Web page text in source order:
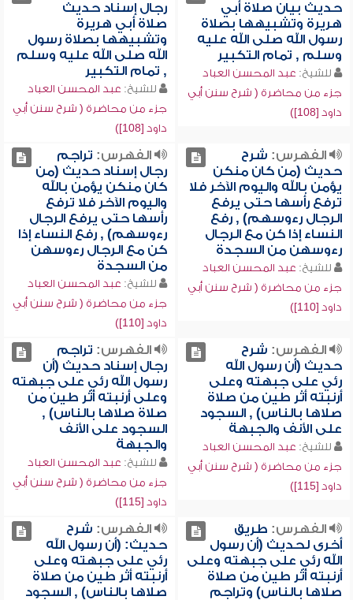
حديث بيان صلاة أبي
هريرة وتشبيهها بصلاة
رسول الله صلى الله عليه
وسلم , تمام التكبير
للشيخ: عبد المحسن العباد
جزء من محاضرة ( شرح سنن أبي
داود [108])
رجال إسناد حديث
صلاة أبي هريرة
وتشبيهها بصلاة رسول
الله صلى الله عليه وسلم
, تمام التكبير
للشيخ: عبد المحسن العباد
جزء من محاضرة ( شرح سنن أبي
داود [108])
الفهرس: شرح
حديث (من كان منكن
يؤمن بالله واليوم الآخر فلا
ترفع رأسها حتى يرفع
الرجال رءوسهم) , رفع
النساء إذا كن مع الرجال
رءوسهن من السجدة
للشيخ: عبد المحسن العباد
جزء من محاضرة ( شرح سنن أبي
داود [110])
الفهرس: تراجم
رجال إسناد حديث (من
كان منكن يؤمن بالله
واليوم الآخر فلا ترفع
رأسها حتى يرفع الرجال
رءوسهم) , رفع النساء إذا
كن مع الرجال رءوسهن
من السجدة
للشيخ: عبد المحسن العباد
جزء من محاضرة ( شرح سنن أبي
داود [110])
الفهرس: شرح
حديث (أن رسول الله
رئي على جبهته وعلى
أرنبته أثر طين من صلاة
صلاها بالناس) , السجود
على الأنف والجبهة
للشيخ: عبد المحسن العباد
جزء من محاضرة ( شرح سنن أبي
داود [115])
الفهرس: تراجم
رجال إسناد حديث (أن
رسول الله رئي على جبهته
وعلى أرنبته أثر طين من
صلاة صلاها بالناس) ,
السجود على الأنف
والجبهة
للشيخ: عبد المحسن العباد
جزء من محاضرة ( شرح سنن أبي
داود [115])
الفهرس: طريق
أخرى لحديث (أن رسول
الله رئي على جبهته وعلى
أرنبته أثر طين من صلاة
صلاها بالناس) وتراجم
الفهرس: شرح
حديث: (أن رسول الله
رئي على جبهته وعلى
أرنبته أثر طين من صلاة
صلاها بالناس) , السجود